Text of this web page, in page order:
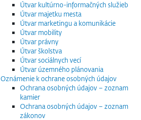
Útvar kultúrno-informačných služieb
Útvar majetku mesta
Útvar marketingu a komunikácie
Útvar mobility
Útvar právny
Útvar školstva
Útvar sociálnych vecí
Útvar územného plánovania
Oznámenie k ochrane osobných údajov
Ochrana osobných údajov – zoznam
kamier
Ochrana osobných údajov – zoznam
zákonov